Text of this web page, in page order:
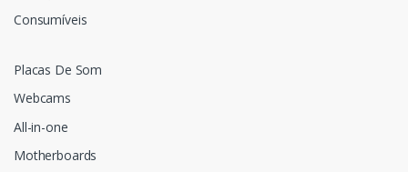
Consumíveis
Placas De Som
Webcams
All-in-one
Motherboards